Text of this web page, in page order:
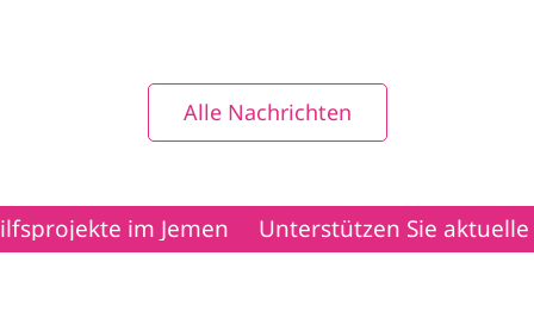
Alle Nachrichten
Jemen Unterstützen Sie aktuelle